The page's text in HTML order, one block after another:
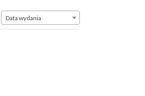
Data wydania
Data wydania